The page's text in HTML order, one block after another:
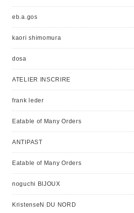
eb.a.gos
kaori shimomura
dosa
ATELIER INSCRIRE
frank leder
Eatable of Many Orders
ANTIPAST
Eatable of Many Orders
noguchi BIJOUX
KristenseN DU NORD